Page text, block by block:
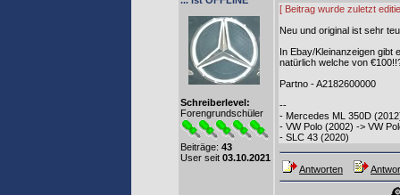
Schreiberlevel:
Forengrundschüler
Beiträge: 43
User seit 03.10.2021
[ Beitrag wurde zuletzt
Neu und original ist sehr
In Ebay/Kleinanzeigen gibt
natürlich welche von
Partno - A2182600000
--
- Mercedes ML 350D
- VW Polo (2002) -> VW
- SLC 43 (2020)
Antworten